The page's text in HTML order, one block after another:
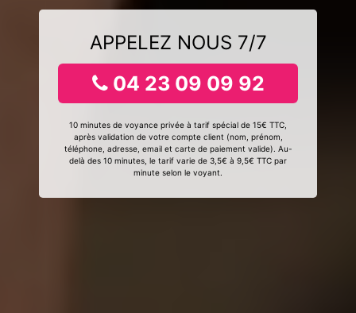
APPELEZ NOUS 7/7
04 23 09 09 92
10 minutes de voyance privée à tarif spécial de 15€ TTC,
après validation de votre compte client (nom, prénom,
téléphone, adresse, email et carte de paiement valide). Au-
delà des 10 minutes, le tarif varie de 3,5€ à 9,5€ TTC par
minute selon le voyant.